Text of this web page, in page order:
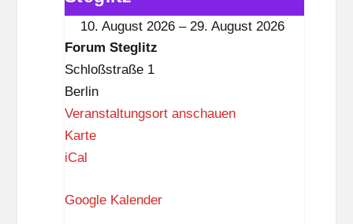
e
Z
e
h
l
e
n
r
im
10. August 2026 – 29. August 2026
Forum Steglitz
Schloßstraße 1
Berlin
Veranstaltungsort anschauen
KarteF
u
iCal
Google Kalender